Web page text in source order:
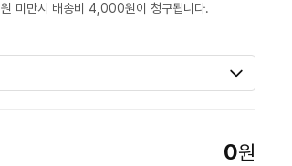
미만시 배송비 4,000원이 청구됩니다.
0원